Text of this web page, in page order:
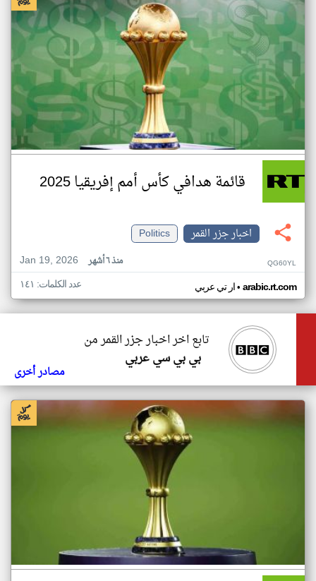
قائمة هدافي كأس أمم إفريقيا 2025
اخبار جزر القمر
Politics
Jan 19, 2026
منذ ٦ أشهر QG60YL
ار تي عربي• arabic.rt.com عدد الكلمات: ١٤١
تابع اخر اخبار جزر القمر من
بي بي سي عربي
مصادر أخرى